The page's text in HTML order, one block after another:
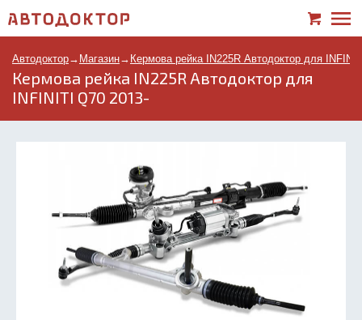
Автодоктор→ Магазин→ Кермова рейка IN225R Автодоктор для
Кермова рейка IN225R Автодоктор для
INFINITI Q70 2013-